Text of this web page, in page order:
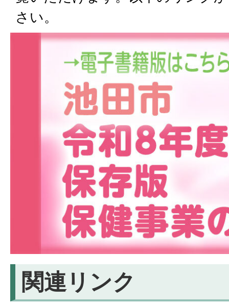
さい。
関連リンク